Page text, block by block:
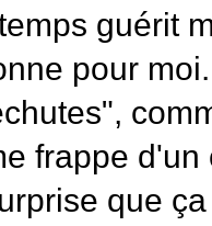
guérit
pour
frappe
que